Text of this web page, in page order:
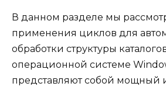
В данном разделе мы
применения циклов для
обработки структуры
операционной системе
представляют собой мощный